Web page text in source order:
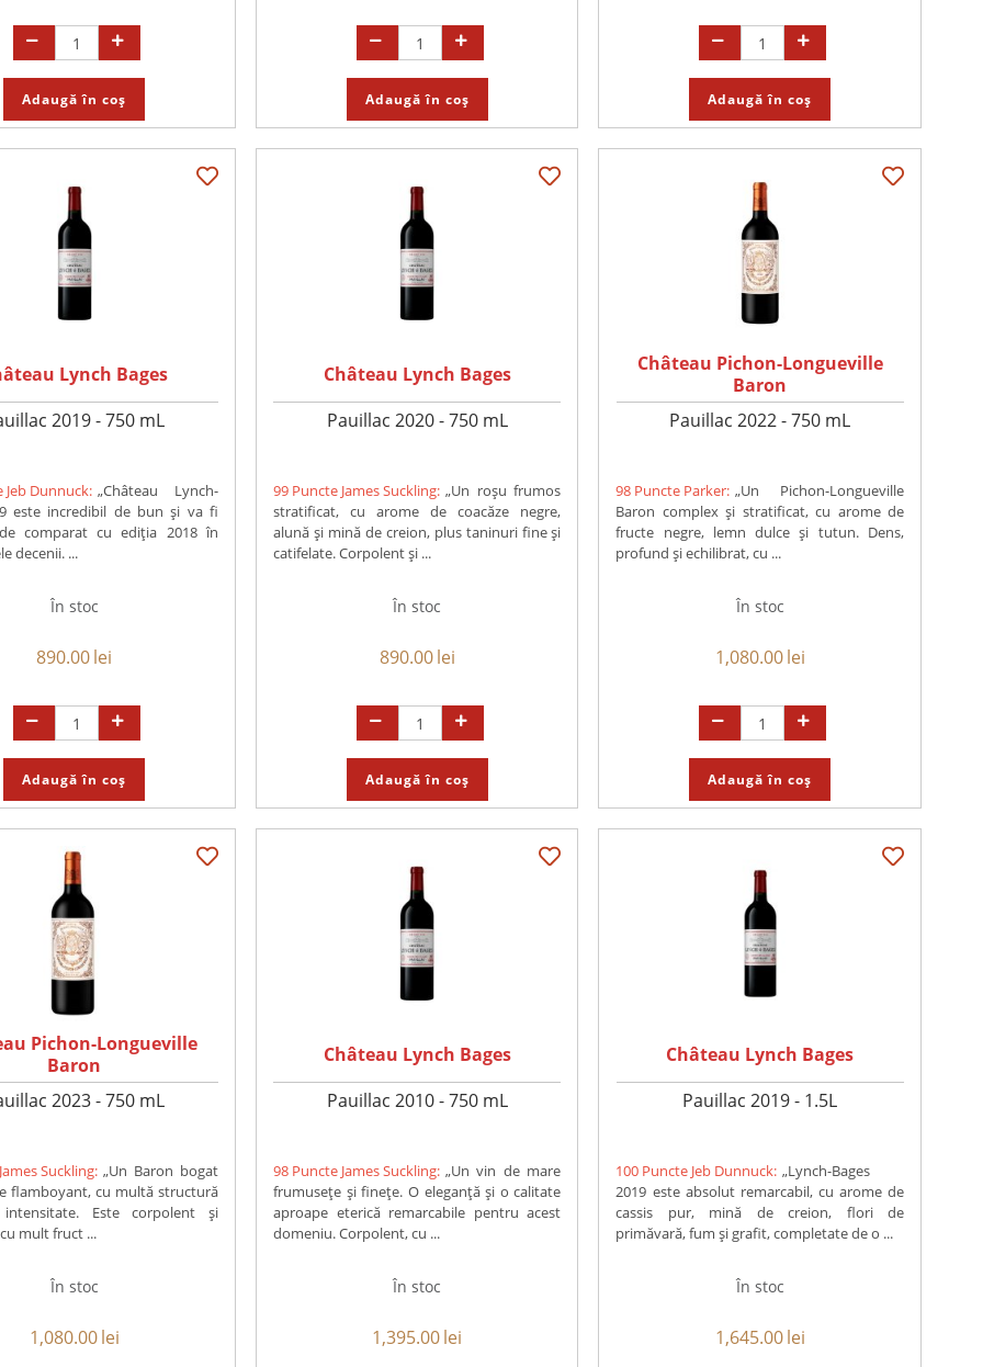
Adaugă în coș Adaugă în coș Adaugă în coș
Lynch Bages
2019 - 750 mL
Jeb Dunnuck: „Château Lynch-
este incredibil de bun și va fi
comparat cu ediția 2018 în
decenii. ...
În stoc
890.00lei
Adaugă în coș
Château Lynch Bages
Pauillac 2020 - 750 mL
99 Puncte James Suckling: „Un roșu frumos
stratificat, cu arome de coacăze negre,
alună și mină de creion, plus taninuri fine și
catifelate. Corpolent și ...
În stoc
890.00lei
Adaugă în coș
Château Pichon-Longueville
Baron
Pauillac 2022 - 750 mL
98 Puncte Parker: „Un Pichon-Longueville
Baron complex și stratificat, cu arome de
fructe negre, lemn dulce și tutun. Dens,
profund și echilibrat, cu ...
În stoc
1,080.00lei
Adaugă în coș
Pichon-Longueville
Baron
2023 - 750 mL
Suckling: „Un Baron bogat
flamboyant, cu multă structură
Este corpolent și
mult fruct ...
În stoc
1,080.00lei
Château Lynch Bages
Pauillac 2010 - 750 mL
98 Puncte James Suckling: „Un vin de mare
frumusețe și finețe. O eleganță și o calitate
aproape eterică remarcabile pentru acest
domeniu. Corpolent, cu ...
În stoc
1,395.00lei
Château Lynch Bages
Pauillac 2019 - 1.5L
100 Puncte Jeb Dunnuck: „Lynch-Bages
2019 este absolut remarcabil, cu arome de
cassis pur, mină de creion, flori de
primăvară, fum și grafit, completate de o ...
În stoc
1,645.00lei